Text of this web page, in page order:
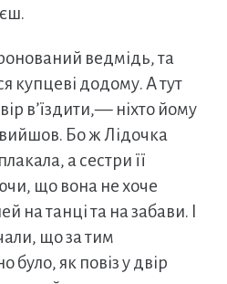
ведмідь, та
купцеві додому. А тут
в’їздити,— ніхто йому
вийшов. Бо ж Лідочка
а сестри її
що вона не хоче
на танці та на забави. І
що за тим
було, як повіз у двір